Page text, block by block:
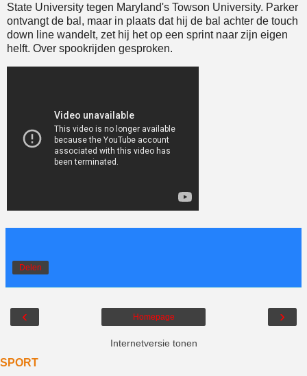
State University tegen Maryland's Towson University. Parker
ontvangt de bal, maar in plaats dat hij de bal achter de touch
down line wandelt, zet hij het op een sprint naar zijn eigen
helft. Over spookrijden gesproken.
Delen
‹ ›
Homepage
Internetversie tonen
SPORT